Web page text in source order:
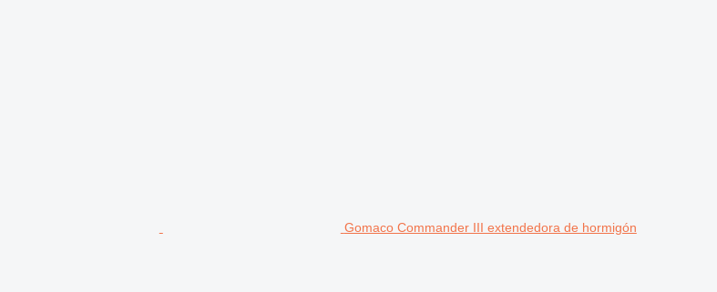
Gomaco Commander III extendedora de hormigón